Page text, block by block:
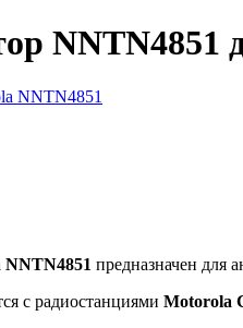
NNTN4851
предназначен для
с радиостанциями Motorola